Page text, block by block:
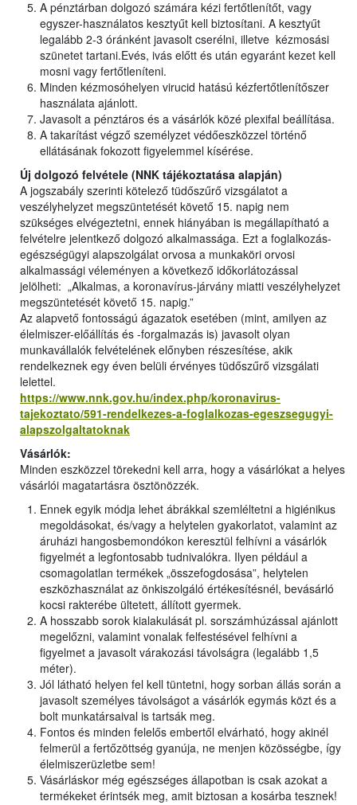
A pénztárban dolgozó számára kézi fertőtlenítőt, vagy
egyszer-használatos kesztyűt kell biztosítani. A kesztyűt
legalább 2-3 óránként javasolt cserélni, illetve kézmosási
szünetet tartani.Evés, ivás előtt és után egyaránt kezet kell
mosni vagy fertőtleníteni.
Minden kézmosóhelyen virucid hatású kézfertőtlenítőszer
használata ajánlott.
Javasolt a pénztáros és a vásárlók közé plexifal beállítása.
A takarítást végző személyzet védőeszközzel történő
ellátásának fokozott figyelemmel kísérése.
Új dolgozó felvétele (NNK tájékoztatása alapján)
A jogszabály szerinti kötelező tüdőszűrő vizsgálatot a
veszélyhelyzet megszüntetését követő 15. napig nem
szükséges elvégeztetni, ennek hiányában is megállapítható a
felvételre jelentkező dolgozó alkalmassága. Ezt a foglalkozás-
egészségügyi alapszolgálat orvosa a munkaköri orvosi
alkalmassági véleményen a következő időkorlátozással
jelölheti: „Alkalmas, a koronavírus-járvány miatti veszélyhelyzet
megszüntetését követő 15. napig.”
Az alapvető fontosságú ágazatok esetében (mint, amilyen az
élelmiszer-előállítás és -forgalmazás is) javasolt olyan
munkavállalók felvételének előnyben részesítése, akik
rendelkeznek egy éven belüli érvényes tüdőszűrő vizsgálati
lelettel.
https://www.nnk.gov.hu/index.php/koronavirus-
tajekoztato/591-rendelkezes-a-foglalkozas-egeszsegugyi-
alapszolgaltatoknak
Vásárlók:
Minden eszközzel törekedni kell arra, hogy a vásárlókat a helyes
vásárlói magatartásra ösztönözzék.
Ennek egyik módja lehet ábrákkal szemléltetni a higiénikus
megoldásokat, és/vagy a helytelen gyakorlatot, valamint az
áruházi hangosbemondókon keresztül felhívni a vásárlók
figyelmét a legfontosabb tudnivalókra. Ilyen például a
csomagolatlan termékek „összefogdosása”, helytelen
eszközhasználat az önkiszolgáló értékesítésnél, bevásárló
kocsi rakterébe ültetett, állított gyermek.
A hosszabb sorok kialakulását pl. sorszámhúzással ajánlott
megelőzni, valamint vonalak felfestésével felhívni a
figyelmet a javasolt várakozási távolságra (legalább 1,5
méter).
Jól látható helyen fel kell tüntetni, hogy sorban állás során a
javasolt személyes távolságot a vásárlók egymás közt és a
bolt munkatársaival is tartsák meg.
Fontos és minden felelős embertől elvárható, hogy akinél
felmerül a fertőzöttség gyanúja, ne menjen közösségbe, így
élelmiszerüzletbe sem!
Vásárláskor még egészséges állapotban is csak azokat a
termékeket érintsék meg, amit biztosan a kosárba tesznek!